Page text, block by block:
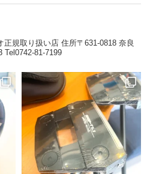
正規取り扱い店 住所〒631-0818 奈良
Tel0742-81-7199